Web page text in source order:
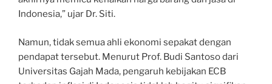
Indonesia,” ujar Dr. Siti.
Namun, tidak semua ahli ekonomi sepakat dengan
pendapat tersebut. Menurut Prof. Budi Santoso dari
Universitas Gajah Mada, pengaruh kebijakan ECB